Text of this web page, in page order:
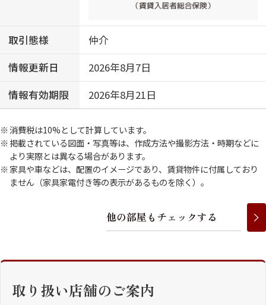
取引態様
仲介
情報更新日
2026年8月7日
情報有効期限
2026年8月21日
消費税は10%として計算しています。
掲載されている図面・写真等は、作成方法や撮影方法・時期などに
より実際とは異なる場合があります。
家具や車などは、配置のイメージであり、賃貸物件に付属しており
ません（家具家電付き等の表示があるものを除く）。
他の部屋 も チェ ッ クする
取り扱い店舗のご案内